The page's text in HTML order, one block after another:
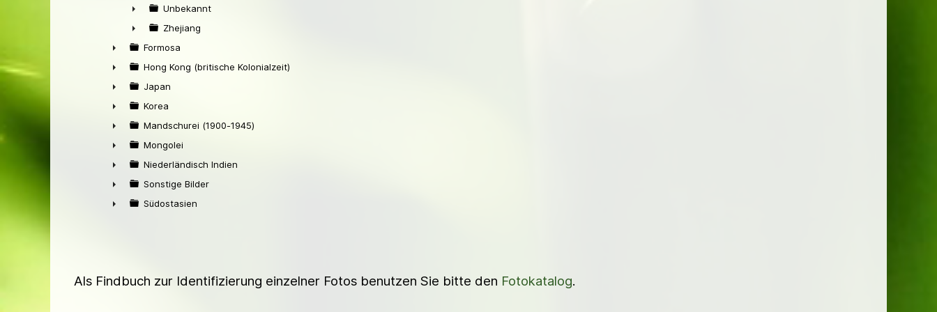
►
►
Unbekannt
►
Zhejiang
►
Formosa
►
Hong Kong (britische Kolonialzeit)
►
Japan
►
Korea
►
Mandschurei (1900-1945)
►
Mongolei
►
Niederländisch Indien
►
Sonstige Bilder
Südostasien
Als Findbuch zur Identifizierung einzelner Fotos benutzen Sie bitte den Fotokatalog.